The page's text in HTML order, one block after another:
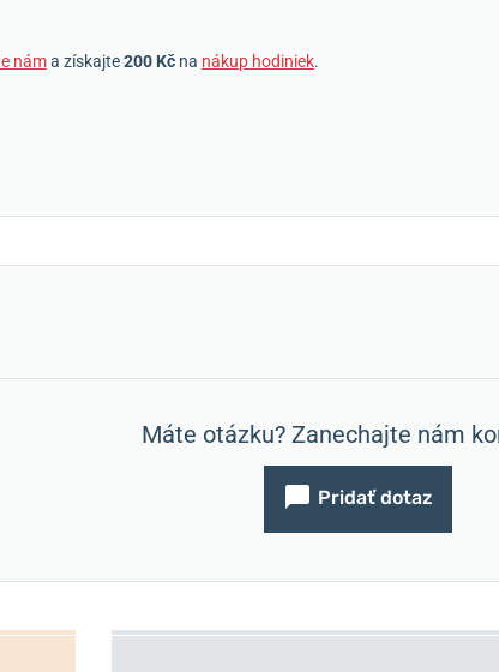
náma získajte200 Kč na nákup hodiniek.
Máte otázku? Zanechajte nám
Pridať dotaz